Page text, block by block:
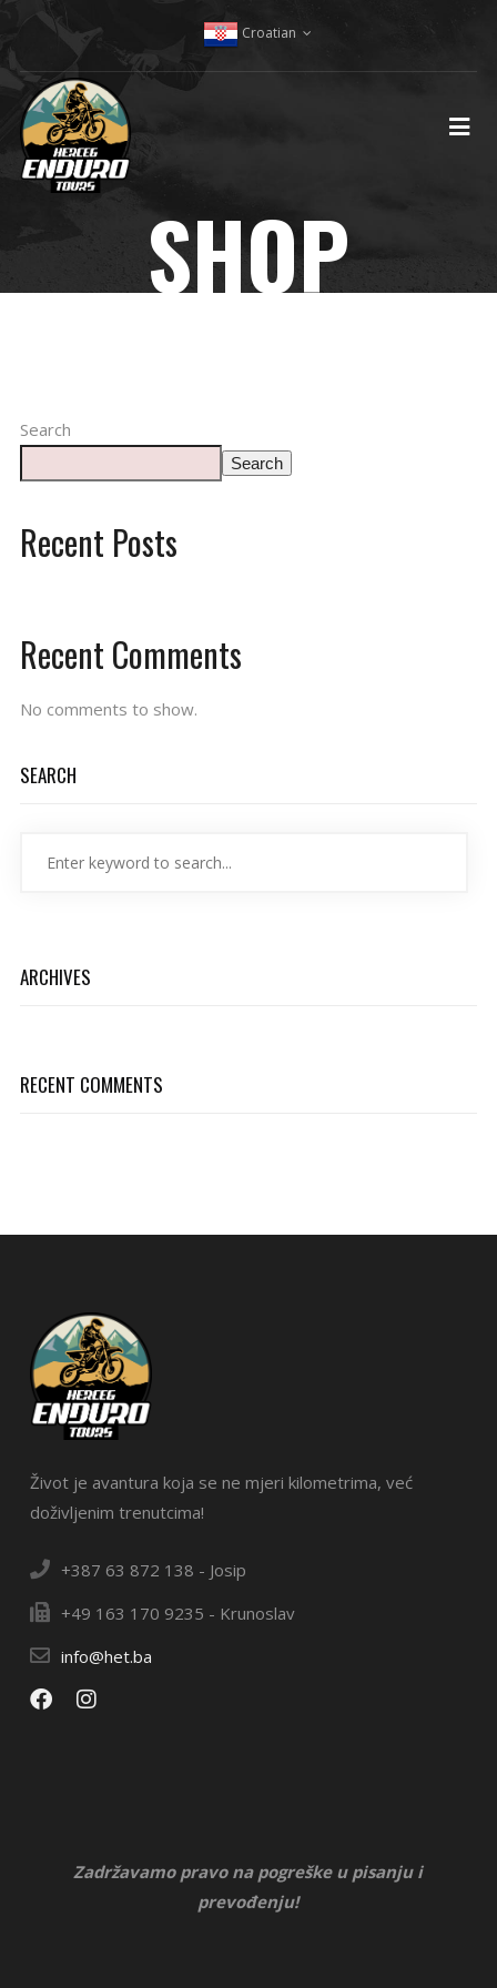
Croatian
SHOP
Search
Search
Recent Posts
Recent Comments
No comments to show.
SEARCH
ARCHIVES
RECENT COMMENTS
Život je avantura koja se ne mjeri kilometrima, već
doživljenim trenutcima!
+387 63 872 138 - Josip
+49 163 170 9235 - Krunoslav
info@het.ba
Zadržavamo pravo na pogreške u pisanju i
prevođenju!